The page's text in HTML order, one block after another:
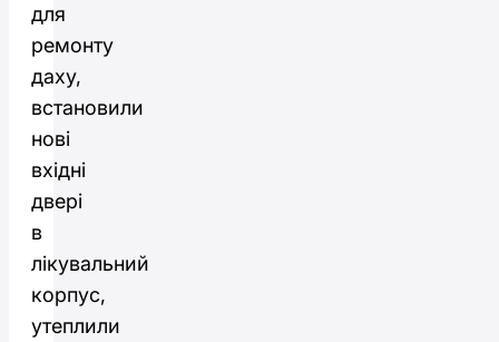
для
ремонту
даху,
встановили
нові
вхідні
двері
в
лікувальний
корпус,
утеплили